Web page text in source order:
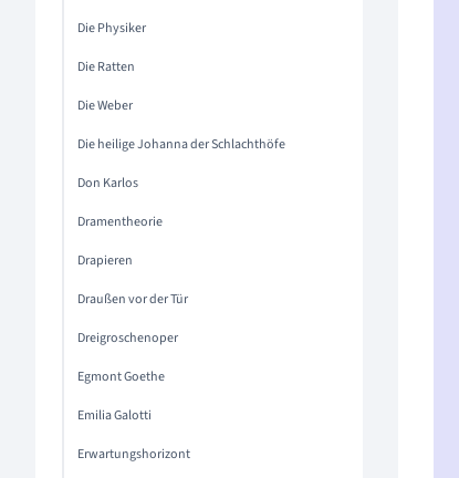
Die Physiker
Die Ratten
Die Weber
Die heilige Johanna der Schlachthöfe
Don Karlos
Dramentheorie
Drapieren
Draußen vor der Tür
Dreigroschenoper
Egmont Goethe
Emilia Galotti
Erwartungshorizont